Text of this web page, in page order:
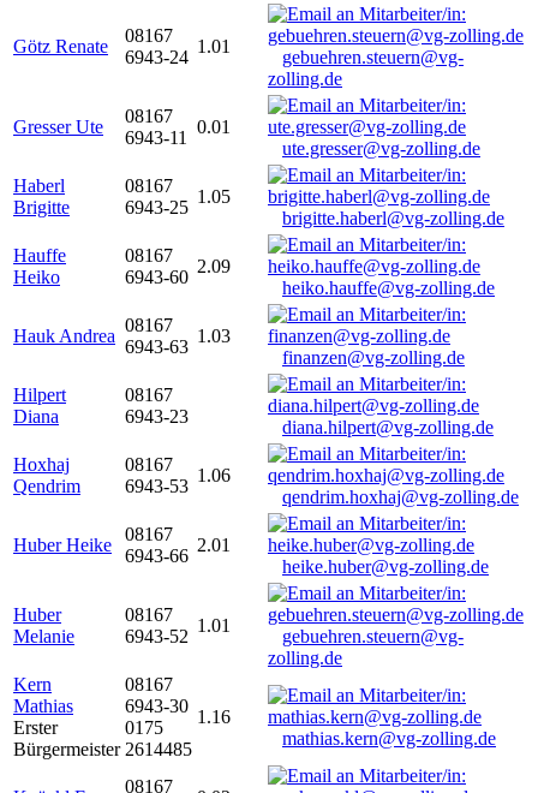
Götz Renate
08167
6943-24
1.01
gebuehren.steuern@vg-
zolling.de
Gresser Ute
08167
6943-11
0.01
ute.gresser@vg-zolling.de
Haberl
Brigitte
08167
6943-25
1.05
brigitte.haberl@vg-zolling.de
Hauffe
Heiko
08167
6943-60
2.09
heiko.hauffe@vg-zolling.de
Hauk Andrea
08167
6943-63
1.03
finanzen@vg-zolling.de
Hilpert
Diana
08167
6943-23
diana.hilpert@vg-zolling.de
Hoxhaj
Qendrim
08167
6943-53
1.06
qendrim.hoxhaj@vg-zolling.de
Huber Heike
08167
6943-66
2.01
heike.huber@vg-zolling.de
Huber
Melanie
08167
6943-52
1.01
gebuehren.steuern@vg-
zolling.de
Kern
Mathias
Erster
Bürgermeister
08167
6943-30
0175
2614485
1.16
mathias.kern@vg-zolling.de
08167